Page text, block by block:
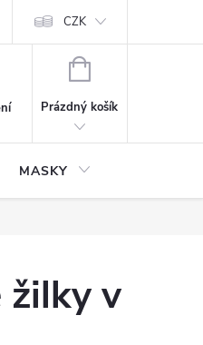
CZK
NÁKUPNÍ
Prázdný košík
MASKY
žilky v